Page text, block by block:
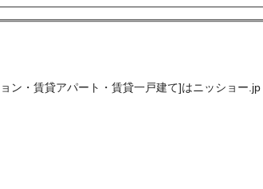
ン・賃貸アパート・賃貸一戸建て]はニッショー.jp